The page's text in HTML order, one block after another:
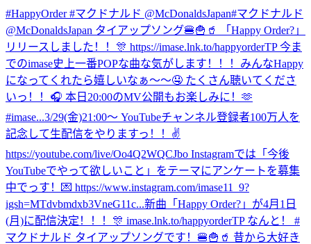
#HappyOrder #マクドナルド @McDonaldsJapan#マクドナルド
@McDonaldsJapan タイアップソング🍔🍟🥤 「Happy Order?」
リリースしました！！🎊 https://imase.lnk.to/happyorderTP 今ま
でのimase史上一番POPな曲な気がします！！！みんなHappy
になってくれたら嬉しいなぁ〜〜🤤 たくさん聴いてくださ
いっ！！🎧 本日20:00のMV公開もお楽しみに！🫶
#imase...3/29(金)21:00〜 YouTubeチャンネル登録者100万人を
記念して生配信をやりますっ！！✌️
https://youtube.com/live/Oo4Q2WQCJbo Instagramでは「今後
YouTubeでやって欲しいこと」をテーマにアンケートを募集
中でっす！💌 https://www.instagram.com/imase11_9?
igsh=MTdvbmdxb3VneG11c...新曲「Happy Order?」が4月1日
(月)に配信決定！！！🎊 imase.lnk.to/happyorderTP なんと！ #
マクドナルド タイアップソングです！🍔🍟🥤 昔から大好き